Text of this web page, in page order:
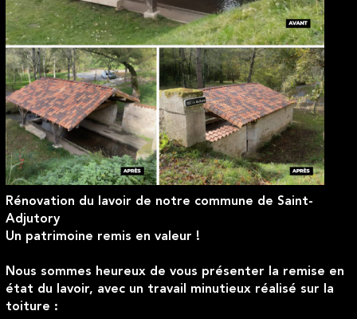
Rénovation du lavoir de notre commune de Saint-
Adjutory
Un patrimoine remis en valeur !
Nous sommes heureux de vous présenter la remise en
état du lavoir, avec un travail minutieux réalisé sur la
toiture :